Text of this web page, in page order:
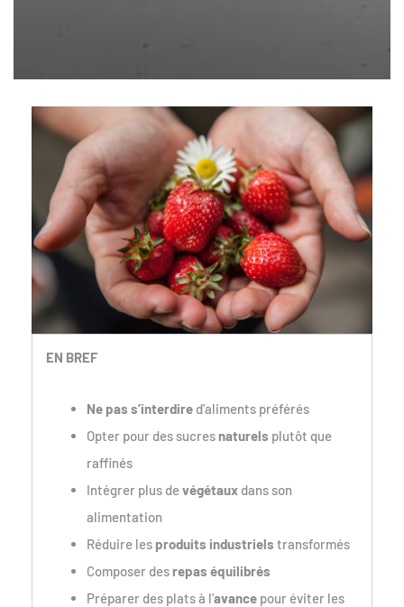
EN BREF
Ne pas s’interdire d’aliments préférés
Opter pour des sucresnaturels plutôt que
raffinés
Intégrer plus devégétaux dans son
alimentation
Réduire les produits industriels transformés
Composer desrepas équilibrés
Préparer des plats à l’avance pour éviter les